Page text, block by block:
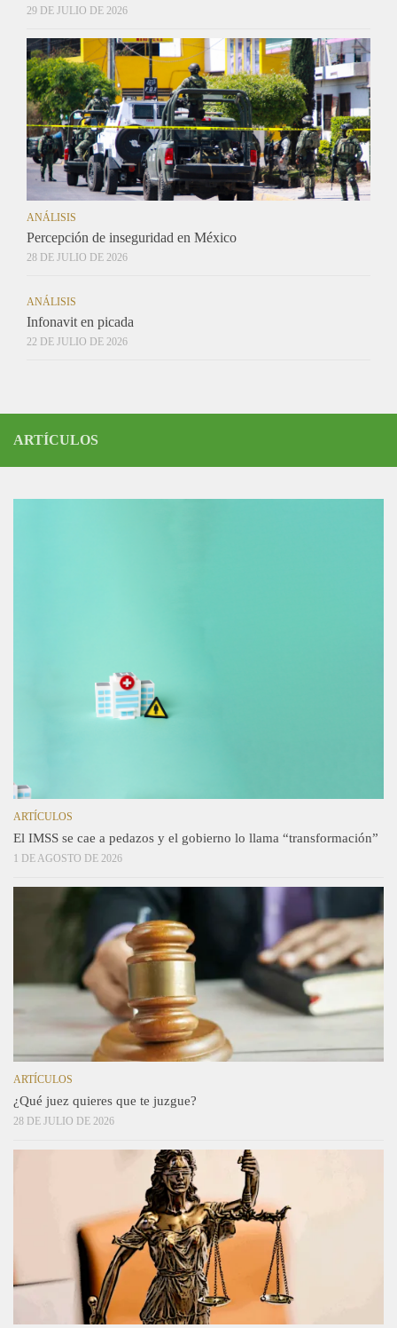
29 DE JULIO DE 2026
ANÁLISIS
Percepción de inseguridad en México
28 DE JULIO DE 2026
ANÁLISIS
Infonavit en picada
22 DE JULIO DE 2026
ARTÍCULOS
ARTÍCULOS
El IMSS se cae a pedazos y el gobierno lo llama “transformación”
1 DE AGOSTO DE 2026
ARTÍCULOS
¿Qué juez quieres que te juzgue?
28 DE JULIO DE 2026